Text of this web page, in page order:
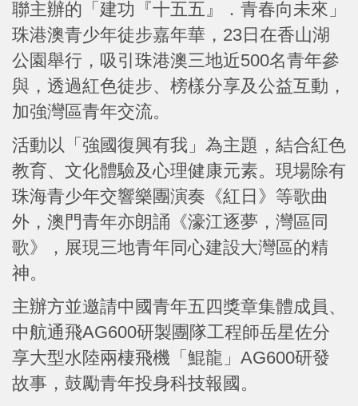
聯主辦的「建功『十五五』．青春向未來」
珠港澳青少年徒步嘉年華，23日在香山湖
公園舉行，吸引珠港澳三地近500名青年參
與，透過紅色徒步、榜樣分享及公益互動，
加強灣區青年交流。
活動以「強國復興有我」為主題，結合紅色
教育、文化體驗及心理健康元素。現場除有
珠海青少年交響樂團演奏《紅日》等歌曲
外，澳門青年亦朗誦《濠江逐夢，灣區同
歌》，展現三地青年同心建設大灣區的精
神。
主辦方並邀請中國青年五四獎章集體成員、
中航通飛AG600研製團隊工程師岳星佐分
享大型水陸兩棲飛機「鯤龍」AG600研發
故事，鼓勵青年投身科技報國。